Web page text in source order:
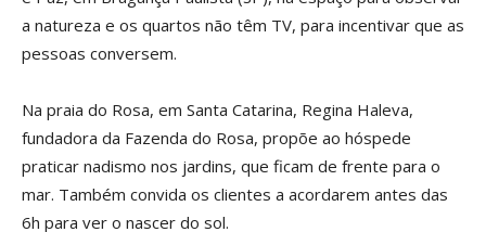
a natureza e os quartos não têm TV, para incentivar que as
pessoas conversem.
Na praia do Rosa, em Santa Catarina, Regina Haleva,
fundadora da Fazenda do Rosa, propõe ao hóspede
praticar nadismo nos jardins, que ficam de frente para o
mar. Também convida os clientes a acordarem antes das
6h para ver o nascer do sol.